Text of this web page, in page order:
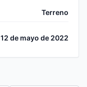
Terreno
12 de mayo de 2022